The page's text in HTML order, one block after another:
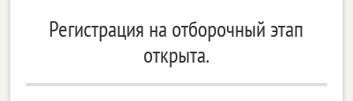
Регистрация на отборочный этап
открыта.